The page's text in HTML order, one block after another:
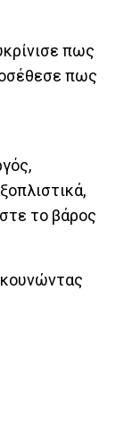
πως
πως
το βάρος